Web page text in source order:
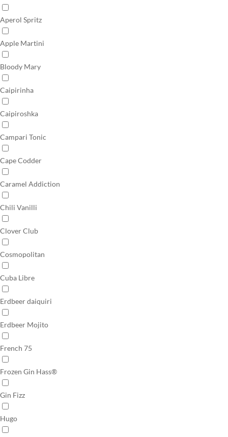
Aperol Spritz
Apple Martini
Bloody Mary
Caipirinha
Caipiroshka
Campari Tonic
Cape Codder
Caramel Addiction
Chili Vanilli
Clover Club
Cosmopolitan
Cuba Libre
Erdbeer daiquiri
Erdbeer Mojito
French 75
Frozen Gin Hass®
Gin Fizz
Hugo